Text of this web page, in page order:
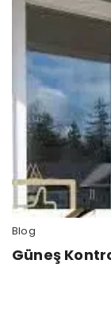
Blog
Güneş